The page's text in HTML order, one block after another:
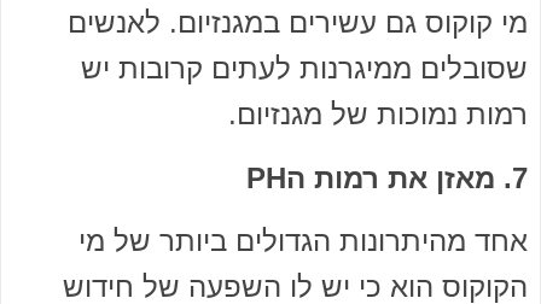
מי קוקוס גם עשירים במגנזיום. לאנשים
שסובלים ממיגרנות לעתים קרובות יש
רמות נמוכות של מגנזיום.
7. מאזן את רמות הPH
אחד מהיתרונות הגדולים ביותר של מי
הקוקוס הוא כי יש לו השפעה של חידוש